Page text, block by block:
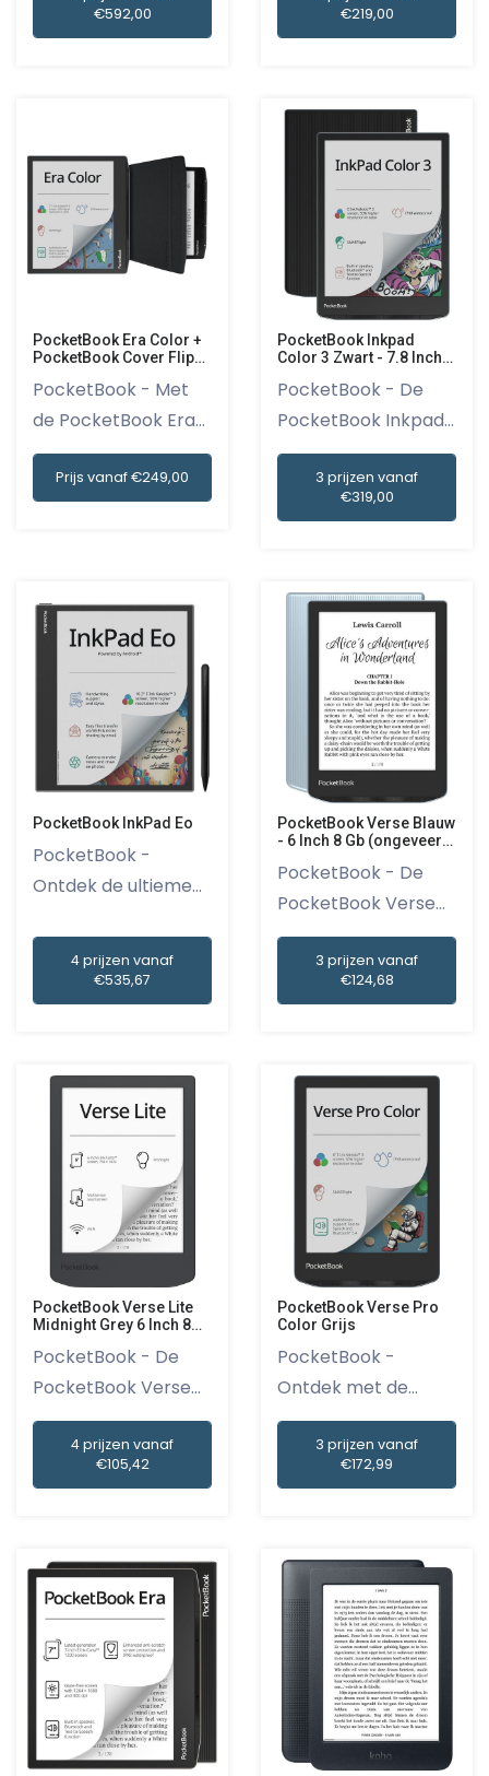
€592,00
€219,00
PocketBook Era Color +
PocketBook Cover Flip
PocketBook - Met
de PocketBook Era
Color en...
Prijs vanaf €249,00
PocketBook Inkpad
Color 3 Zwart - 7.8 Inch
E-books)
Spatwaterbestendig
PocketBook - De
PocketBook Inkpad
Color 3 Z...
3 prijzen vanaf
€319,00
PocketBook InkPad Eo
PocketBook -
Ontdek de ultieme
4 prijzen vanaf
€535,67
PocketBook Verse Blauw
- 6 Inch 8 Gb (ongeveer
PocketBook - De
PocketBook Verse
Blauw - 6...
3 prijzen vanaf
€124,68
PocketBook Verse Lite
Midnight Grey 6 Inch 8
PocketBook - De
PocketBook Verse
Lite in de...
4 prijzen vanaf
€105,42
PocketBook Verse Pro
Color Grijs
PocketBook -
Ontdek met de
PocketBook Verse...
3 prijzen vanaf
€172,99